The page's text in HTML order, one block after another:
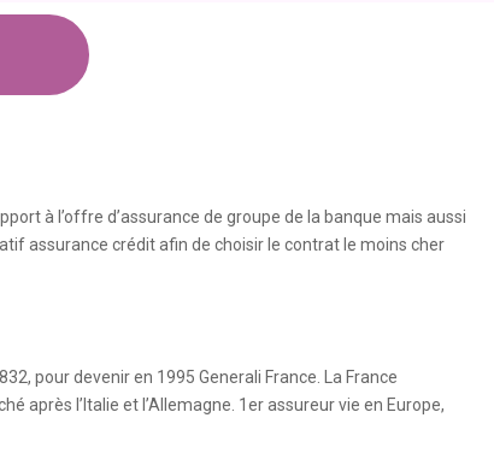
à l’offre d’assurance de groupe de la banque mais aussi
assurance crédit afin de choisir le contrat le moins cher
pour devenir en 1995 Generali France. La France
après l’Italie et l’Allemagne. 1er assureur vie en Europe,